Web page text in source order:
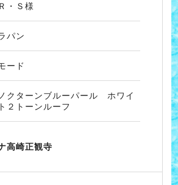
Ｒ・Ｓ様
パン
ード
ノクターンブルーパール ホワイ
ト２トーンルーフ
高崎正観寺